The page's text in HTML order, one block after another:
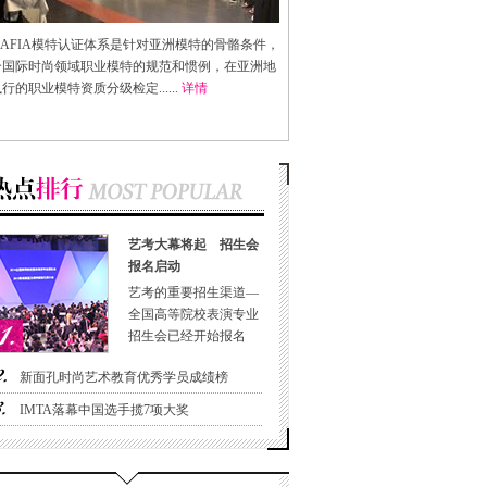
AFIA模特认证体系是针对亚洲模特的骨骼条件，
际时尚领域职业模特的规范和惯例，在亚洲地
的职业模特资质分级检定...... 详情
艺考大幕将起 招生会
报名启动
艺考的重要招生渠道—
全国高等院校表演专业
招生会已经开始报名
新面孔时尚艺术教育优秀学员成绩榜
IMTA落幕中国选手揽7项大奖